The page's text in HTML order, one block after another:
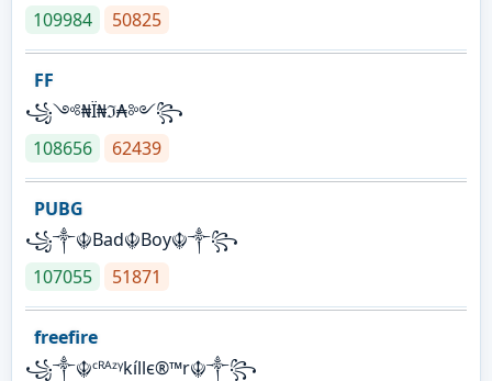
109984
50825
FF
꧁༺₦Ї₦ℑ₳༻꧂
108656
62439
PUBG
꧁༒☬Bad☬Boy☬༒꧂
107055
51871
freefire
꧁༒☬ᶜᴿᴬᶻᵞkíllє®™r☬༒꧂